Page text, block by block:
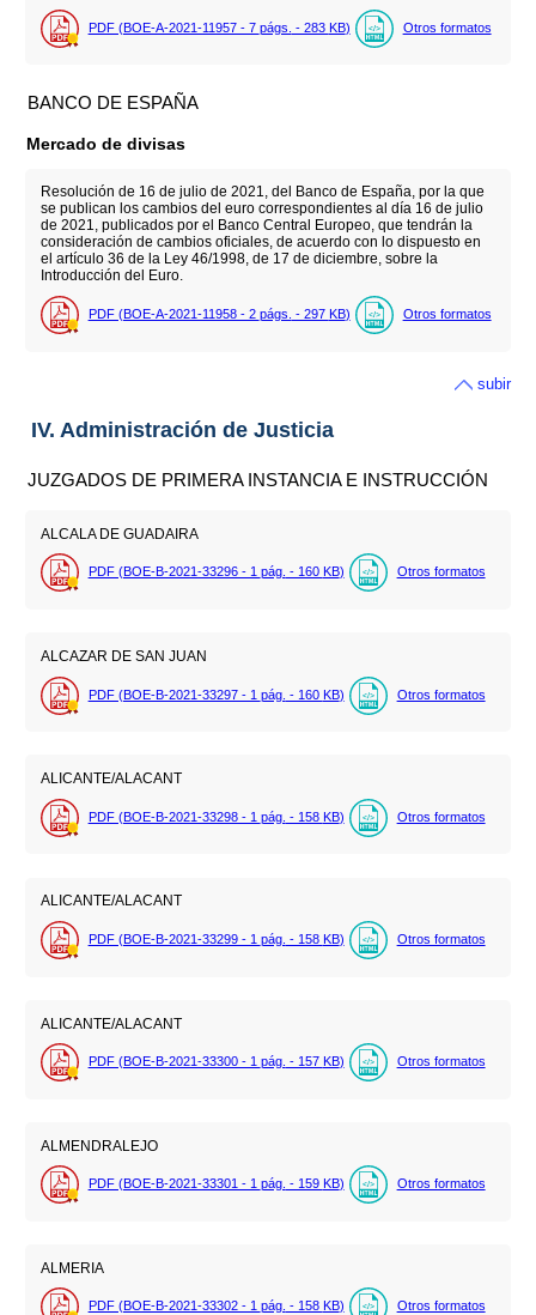
PDF (BOE-A-2021-11957 - 7 págs. - 283 KB) Otros formatos
BANCO DE ESPAÑA
Mercado de divisas
Resolución de 16 de julio de 2021, del Banco de España, por la que
se publican los cambios del euro correspondientes al día 16 de julio
de 2021, publicados por el Banco Central Europeo, que tendrán la
consideración de cambios oficiales, de acuerdo con lo dispuesto en
el artículo 36 de la Ley 46/1998, de 17 de diciembre, sobre la
Introducción del Euro.
PDF (BOE-A-2021-11958 - 2 págs. - 297 KB) Otros formatos
subir
IV. Administración de Justicia
JUZGADOS DE PRIMERA INSTANCIA E INSTRUCCIÓN
ALCALA DE GUADAIRA
PDF (BOE-B-2021-33296 - 1 pág. - 160 KB) Otros formatos
ALCAZAR DE SAN JUAN
PDF (BOE-B-2021-33297 - 1 pág. - 160 KB) Otros formatos
ALICANTE/ALACANT
PDF (BOE-B-2021-33298 - 1 pág. - 158 KB) Otros formatos
ALICANTE/ALACANT
PDF (BOE-B-2021-33299 - 1 pág. - 158 KB) Otros formatos
ALICANTE/ALACANT
PDF (BOE-B-2021-33300 - 1 pág. - 157 KB) Otros formatos
ALMENDRALEJO
PDF (BOE-B-2021-33301 - 1 pág. - 159 KB) Otros formatos
ALMERIA
PDF (BOE-B-2021-33302 - 1 pág. - 158 KB) Otros formatos